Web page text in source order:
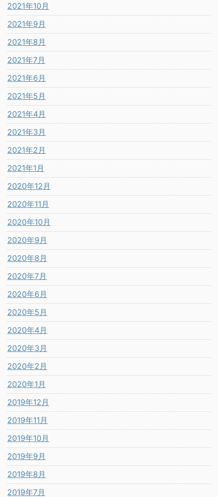
2021年10月
2021年9月
2021年8月
2021年7月
2021年6月
2021年5月
2021年4月
2021年3月
2021年2月
2021年1月
2020年12月
2020年11月
2020年10月
2020年9月
2020年8月
2020年7月
2020年6月
2020年5月
2020年4月
2020年3月
2020年2月
2020年1月
2019年12月
2019年11月
2019年10月
2019年9月
2019年8月
2019年7月